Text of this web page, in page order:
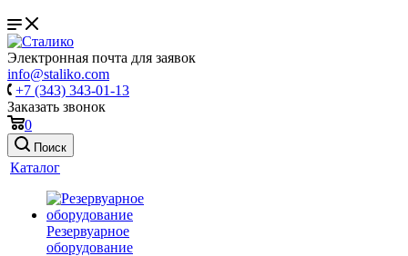
Электронная почта для заявок
info@staliko.com
+7 (343) 343-01-13
Заказать звонок
0
Поиск
Каталог
Резервуарное
оборудование